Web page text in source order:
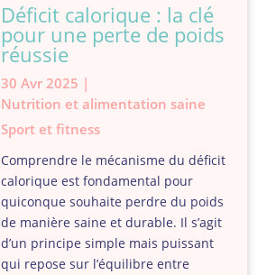
Déficit calorique : la clé
pour une perte de poids
réussie
30 Avr 2025 |
Nutrition et alimentation saine
Sport et fitness
Comprendre le mécanisme du déficit
calorique est fondamental pour
quiconque souhaite perdre du poids
de manière saine et durable. Il s’agit
d’un principe simple mais puissant
qui repose sur l’équilibre entre